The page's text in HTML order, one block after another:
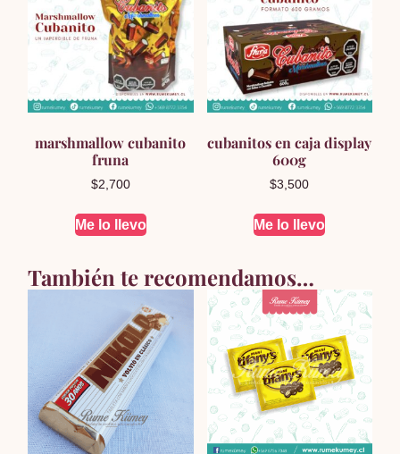
marshmallow cubanito
fruna
$2,700
Me lo llevo
cubanitos en caja display
600g
$3,500
Me lo llevo
También te recomendamos…